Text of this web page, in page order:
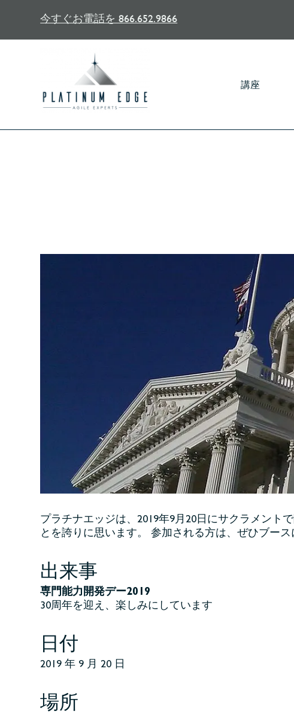
今すぐお電話を 866.652.9866
講座
プラチナエッジは、2019年9月20日にサクラメント
とを誇りに思います。 参加される方は、ぜひブー
出来事
専門能力開発デー2019
30周年を迎え、楽しみにしています
日付
2019 年 9 月 20 日
場所